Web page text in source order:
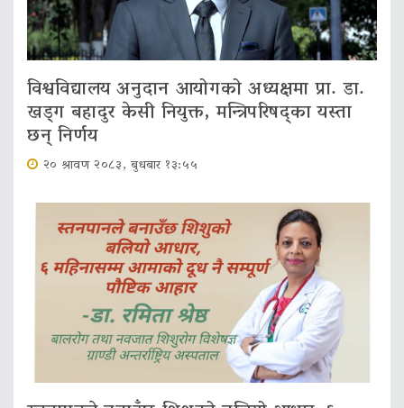
विश्वविद्यालय अनुदान आयोगको अध्यक्षमा प्रा. डा.
खड्ग बहादुर केसी नियुक्त, मन्त्रिपरिषद्का यस्ता
छन् निर्णय
२० श्रावण २०८३, बुधबार १३:५५